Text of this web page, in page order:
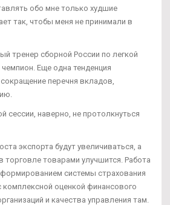
обо мне только худшие
так, чтобы меня не принимали в
тренер сборной России по легкой
Еще одна тенденция
перечня вкладов,
сессии, наверно, не протолкнуться
экспорта будут увеличиваться, а
торговле товарами улучшится. Работа
системы страхования
комплексной оценкой финансового
и качества управления там.